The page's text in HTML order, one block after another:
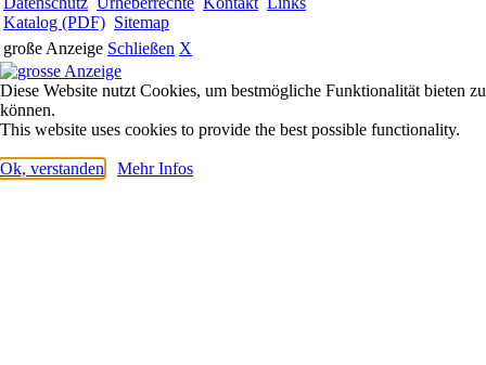
Katalog (PDF) Sitemap
große Anzeige Schließen X
Diese Website nutzt Cookies, um bestmögliche Funktionalität bieten zu
können.
This website uses cookies to provide the best possible functionality.
Ok, verstanden Mehr Infos